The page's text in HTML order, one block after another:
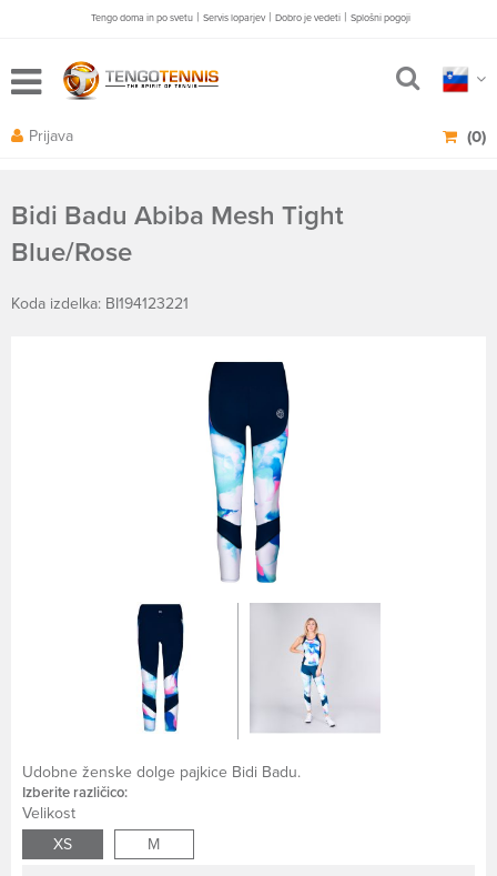
Tengo doma in po svetu | Servis loparjev | Dobro je vedeti | Splošni pogoji
(0)
Prijava
Bidi Badu Abiba Mesh Tight
Blue/Rose
Koda izdelka: BI194123221
Udobne ženske dolge pajkice Bidi Badu.
Izberite različico:
Velikost
XS
M